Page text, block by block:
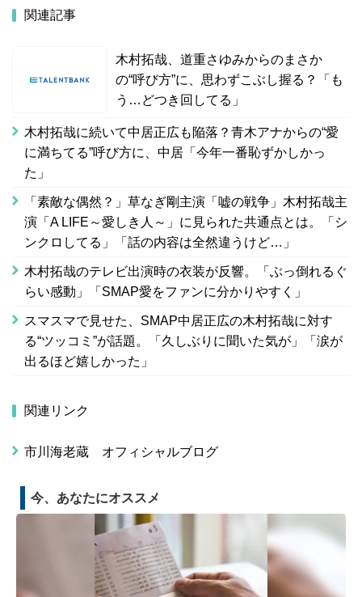
関連記事
木村拓哉、道重さゆみからのまさか
の“呼び方”に、思わずこぶし握る？「も
う…どつき回してる」
木村拓哉に続いて中居正広も陥落？青木アナからの“愛
に満ちてる”呼び方に、中居「今年一番恥ずかしかっ
た」
「素敵な偶然？」草なぎ剛主演「嘘の戦争」木村拓哉主
演「A LIFE～愛しき人～」に見られた共通点とは。「シ
ンクロしてる」「話の内容は全然違うけど…」
木村拓哉のテレビ出演時の衣装が反響。「ぶっ倒れるぐ
らい感動」「SMAP愛をファンに分かりやすく」
スマスマで見せた、SMAP中居正広の木村拓哉に対す
る“ツッコミ”が話題。「久しぶりに聞いた気が」「涙が
出るほど嬉しかった」
関連リンク
市川海老蔵 オフィシャルブログ
今、あなたにオススメ